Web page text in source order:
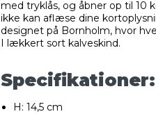
med tryklås, og åbner op til 10
ikke kan aflæse dine
designet på Bornholm, hvor
I lækkert sort kalveskind.
Specifikationer:
H: 14,5 cm